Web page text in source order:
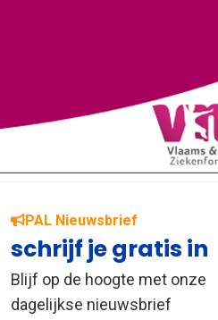
PAL Nieuwsbrief
schrijf je gratis in
Blijf op de hoogte met onze
dagelijkse nieuwsbrief